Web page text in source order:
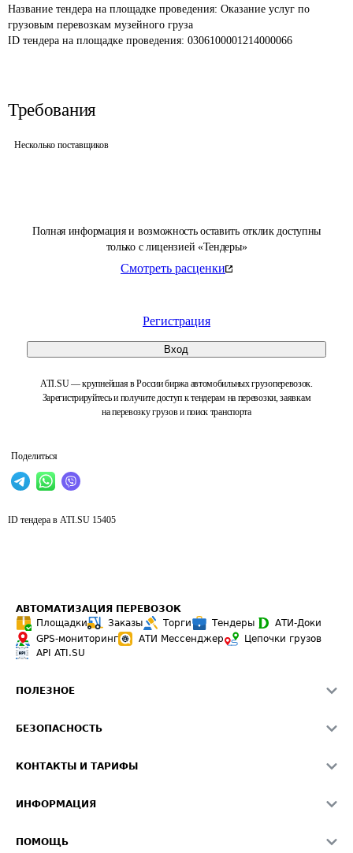
Полная информация и возможность оставить отклик доступны
только с лицензией «Тендеры»
Смотреть расценки
Регистрация
Вход
ATI.SU — крупнейшая в России биржа автомобильных грузоперевозок.
Зарегистрируйтесь и получите доступ к тендерам на перевозки, заявкам
на перевозку грузов и поиск транспорта
Поделиться
Название тендера на площадке проведения: Оказание услуг по
грузовым перевозкам музейного груза
ID тендера на площадке проведения: 0306100001214000066
Требования
Несколько поставщиков
ID тендера в ATI.SU 15405
АВТОМАТИЗАЦИЯ ПЕРЕВОЗОК
Площадки
Заказы Торги Тендеры
АТИ-Доки
GPS-мониторинг
АТИ Мессенджер
Цепочки грузов
API ATI.SU
ПОЛЕЗНОЕ
Звезды ATI.SU на вашем сайте
Средние ставки
БЕЗОПАСНОСТЬ
Светофор+
О формировании Паспорта
КОНТАКТЫ И ТАРИФЫ
Реклама на сайте
ИНФОРМАЦИЯ
ПОМОЩЬ